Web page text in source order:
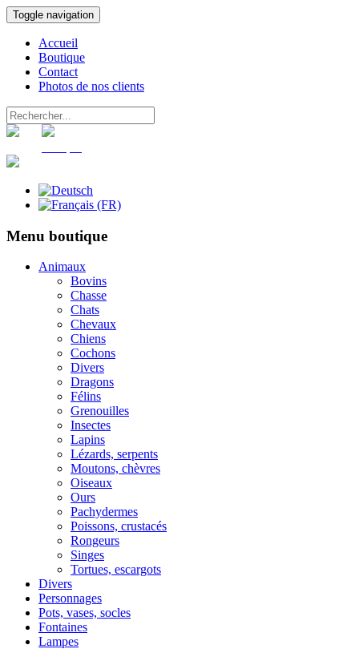
Toggle navigation
Accueil
Boutique
Contact
Photos de nos clients
Menu boutique
Animaux
Bovins
Chasse
Chats
Chevaux
Chiens
Cochons
Divers
Dragons
Félins
Grenouilles
Insectes
Lapins
Lézards, serpents
Moutons, chèvres
Oiseaux
Ours
Pachydermes
Poissons, crustacés
Rongeurs
Singes
Tortues, escargots
Divers
Personnages
Pots, vases, socles
Fontaines
Lampes